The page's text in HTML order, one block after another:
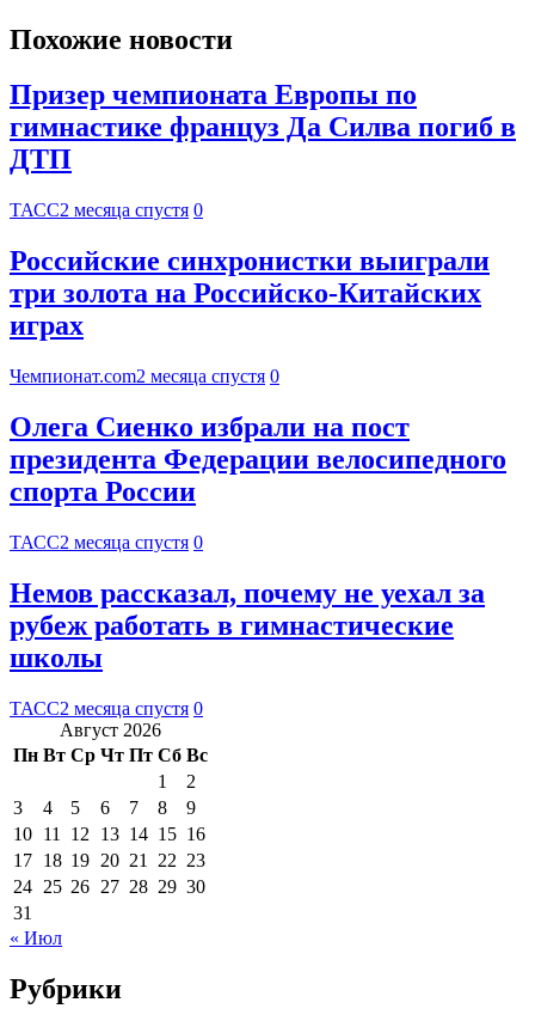
Похожие новости
Призер чемпионата Европы по
гимнастике француз Да Силва погиб в
ДТП
ТАСС2 месяца спустя 0
Российские синхронистки выиграли
три золота на Российско-Китайских
играх
Чемпионат.com2 месяца спустя 0
Олега Сиенко избрали на пост
президента Федерации велосипедного
спорта России
ТАСС2 месяца спустя 0
Немов рассказал, почему не уехал за
рубеж работать в гимнастические
школы
ТАСС2 месяца спустя 0
Август 2026
Пн Вт Ср Чт Пт Сб Вс
1
2
3
4 5 6 7 8
9
10 11 12 13 14 15 16
17 18 19 20 21 22 23
24 25 26 27 28 29 30
31
« Июл
Рубрики